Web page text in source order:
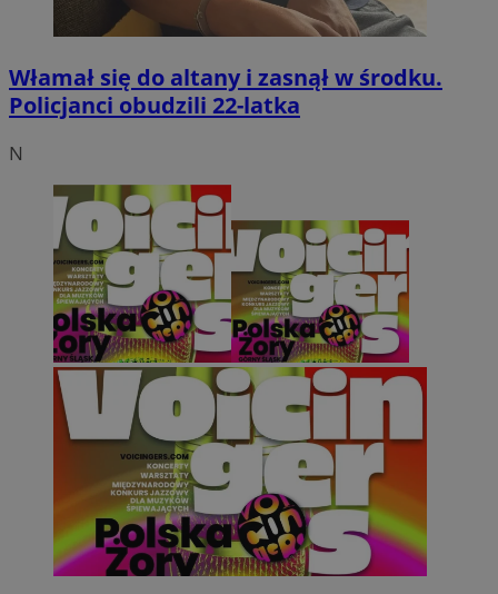
Włamał się do altany i zasnął w środku.
Policjanci obudzili 22-latka
N